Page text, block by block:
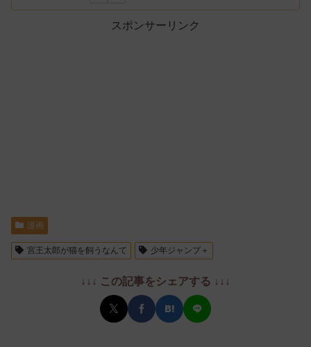
スポンサーリンク
漫画
宮王太郎が猫を飼うなんて 少年ジャンプ＋
↓↓↓ この記事をシェアする ↓↓↓